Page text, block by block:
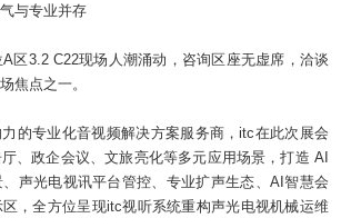
与专业并存
区3.2 C22现场人潮涌动，咨询区座无虚席，洽谈
焦点之一。
的专业化音视频解决方案服务商，itc在此次展会
、政企会议、文旅亮化等多元应用场景，打造 AI
声光电视讯平台管控、专业扩声生态、AI智慧会
，全方位呈现itc视听系统重构声光电视机械运维